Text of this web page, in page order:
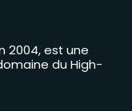
2004, est une
du High-